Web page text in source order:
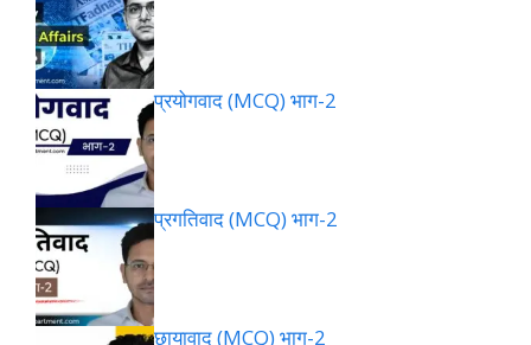
प्रयोगवाद (MCQ) भाग-2
प्रगतिवाद (MCQ) भाग-2
छायावाद (MCQ) भाग-2